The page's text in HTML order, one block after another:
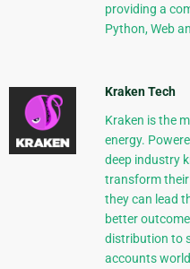
providing a
Python, Web
Kraken Tech
Kraken is the
energy.
deep industry
transform
they can lead
better
distribution to
accounts